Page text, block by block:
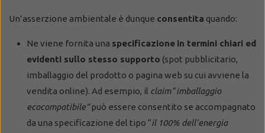
Un’asserzione ambientale è dunque consentita quando:
Ne viene fornita una specificazione in termini chiari ed
evidenti sullo stesso supporto (spot pubblicitario,
imballaggio del prodotto o pagina web su cui avviene la
vendita online). Ad esempio, il claim“imballaggio
ecocompatibile”può essere consentito se accompagnato
da una specificazione del tipo “il 100% dell’energia